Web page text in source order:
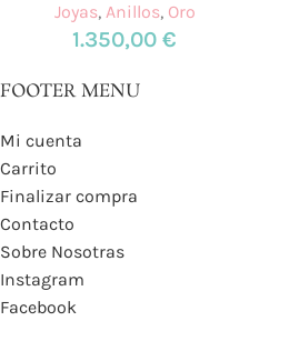
Joyas, Anillos, Oro
1.350,00 €
FOOTER MENU
Mi cuenta
Carrito
Finalizar compra
Contacto
Sobre Nosotras
Instagram
Facebook